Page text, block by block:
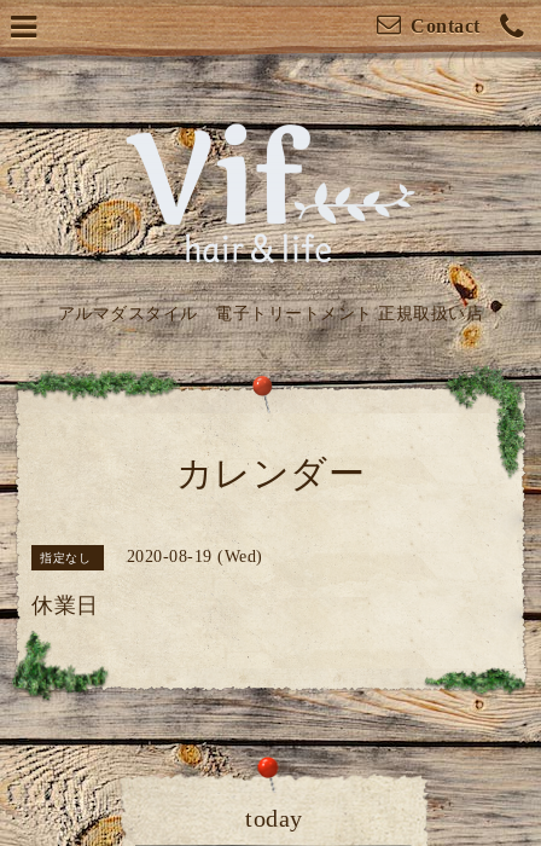
Contact
アルマダスタイル 電子トリートメント 正規取扱い店
カレンダー
指定なし 2020-08-19 (Wed)
休業日
today